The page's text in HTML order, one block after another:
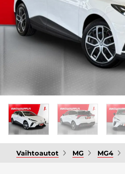
Vaihtoautot MG MG4